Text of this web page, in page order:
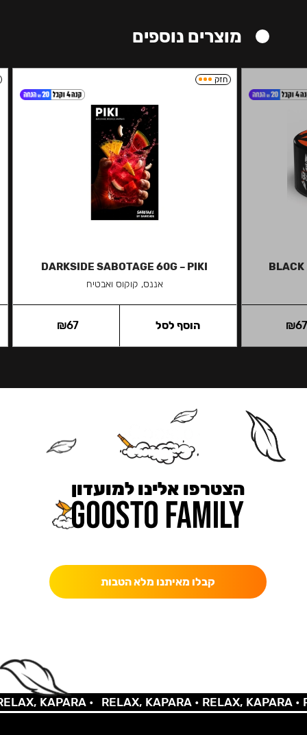
מוצרים נוספים
BLACK
₪
חזק
DARKSIDE SABOTAGE 60G – PIKI
אננס, קוקוס ואבטיח
₪67 הוסף לסל
הצטרפו אלינו למועדון
קבלו מאיתנו מלא הטבות
KAPARA • RELAX, KAPARA •RELAX, KAPARA •